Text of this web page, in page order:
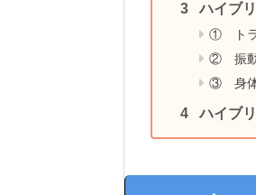
ハイブ
① トラ
② 振動
③ 身体
ハイブ